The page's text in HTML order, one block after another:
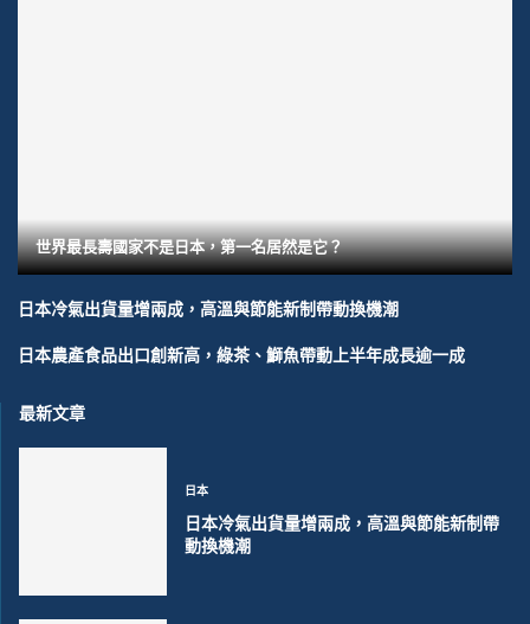
世界最長壽國家不是日本，第一名居然是它？
日本冷氣出貨量增兩成，高溫與節能新制帶動換機潮
日本農產食品出口創新高，綠茶、鰤魚帶動上半年成長逾一成
最新文章
日本
日本冷氣出貨量增兩成，高溫與節能新制帶
動換機潮